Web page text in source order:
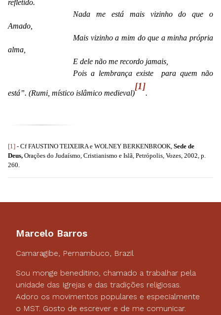
refletido.
Nada me está mais vizinhodo que o
Amado,
Mais vizinho a mim do que a minha própria
alma,
E dele não me recordo jamais,
Pois a lembrança existe
para quem não
está”. (Rumi, místico islâmico medieval)
[1]
.
[1] - Cf FAUSTINO TEIXEIRA e WOLNEY BERKENBROOK, Sede de
Deus, Orações do Judaísmo, Cristianismo e Islã, Petrópolis, Vozes, 2002, p.
260.
Marcelo Barros
Camaragibe, Pernambuco, Brazil
Sou monge beneditino, chamado a trabalhar pela
unidade das Igrejas e das tradições religiosas.
Adoro os movimentos populares e especialmente
o MST. Gosto de escrever e de me comunicar.